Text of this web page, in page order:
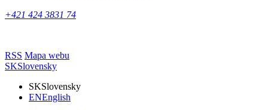
+421 424 3831 74
RSS Mapa webu
SKSlovensky
SKSlovensky
ENEnglish